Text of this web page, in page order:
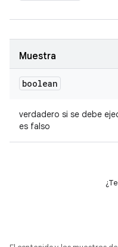
Muestra
boolean
verdadero si se debe
es falso